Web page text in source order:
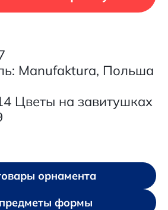
Manufaktura, Польша
Цветы на завитушках
орнамента
формы